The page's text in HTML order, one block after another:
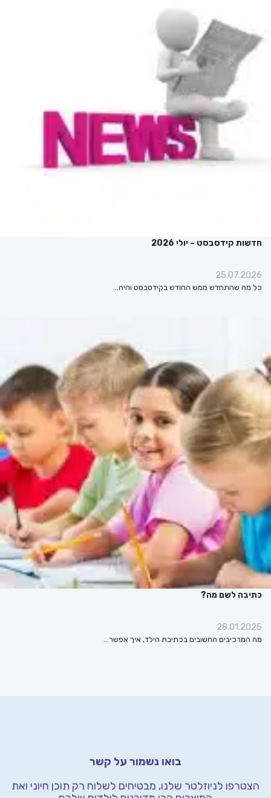
חדשות קידסבסט – יולי 2026
25.07.2026
כל מה שהתחדש ממש החודש בקידסבסט והיה…
כתיבה לשם מה?
28.01.2025
מה המרכיבים החשובים בכתיבת הילד, איך אפשר…
בואו נשמור על קשר
הצטרפו לניוזלטר שלנו, מבטיחים לשלוח רק תוכן חיוני ואת